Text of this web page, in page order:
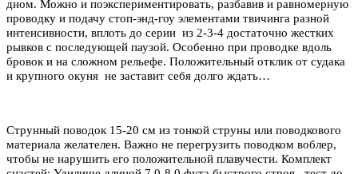
дном. Можно и поэкспериментировать, разбавив и равномерную
проводку и подачу стоп-энд-гоу элементами твичинга разной
интенсивности, вплоть до серии из 2-3-4 достаточно жестких
рывков с последующей паузой. Особенно при проводке вдоль
бровок и на сложном рельефе. Положительный отклик от судака
и крупного окуня не заставит себя долго ждать…
Струнный поводок 15-20 см из тонкой струны или поводкового
материала желателен. Важно не перегрузить поводком воблер,
чтобы не нарушить его положительной плавучести. Комплект